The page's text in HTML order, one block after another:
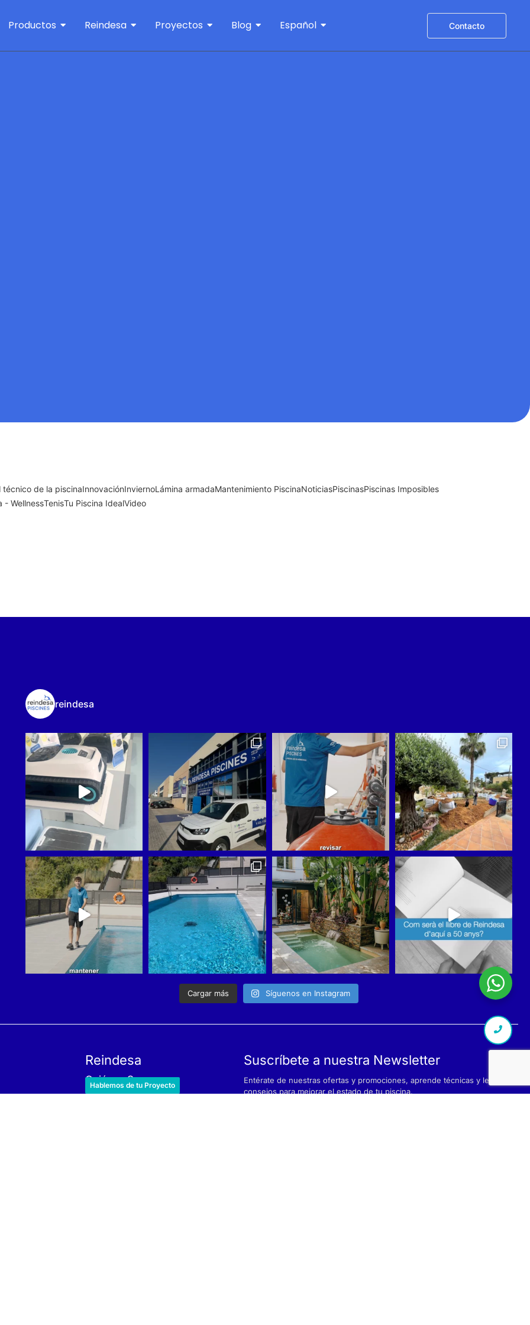
Productos Reindesa Proyectos Blog Español Contacto
técnico de la piscinaInnovaciónInviernoLámina armadaMantenimiento PiscinaNoticiasPiscinasPiscinas Imposibles
- WellnessTenisTu Piscina IdealVideo
reindesa
Cargar más Síguenos en Instagram
Reindesa
Quiénes Somos
El Equipo
Suscríbete a nuestra Newsletter
Entérate de nuestras ofertas y promociones, aprende técnicas y lee
consejos para mejorar el estado de tu piscina.
Hablemos de tu Proyecto